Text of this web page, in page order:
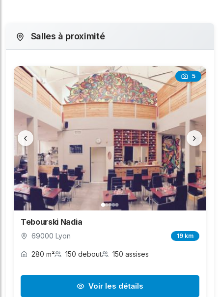
Salles à proximité
5
‹ ›
Tebourski Nadia
69000 Lyon 19 km
280 m² 150 debout 150 assises
Voir les détails